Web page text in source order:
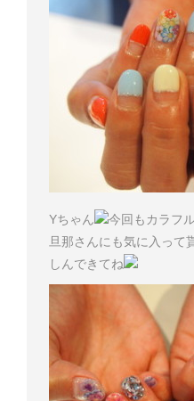
Yちゃん
今回もカラフ
旦那さんにも気に入って
しんできてね